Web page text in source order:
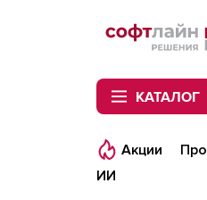
Softline
КАТАЛОГ
Акции
ИИ